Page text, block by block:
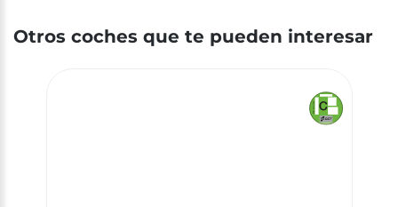
Otros coches que te pueden interesar